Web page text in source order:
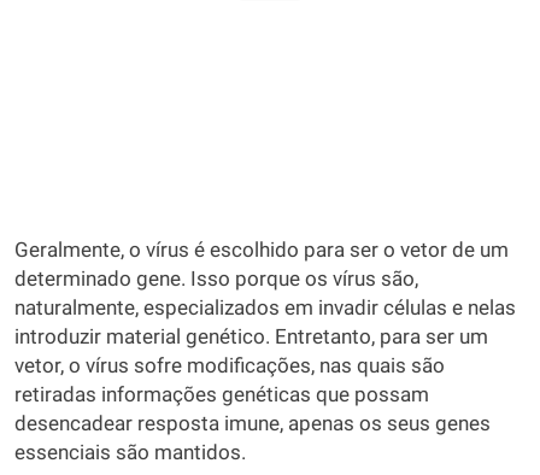
Geralmente, o vírus é escolhido para ser o vetor de um
determinado gene. Isso porque os vírus são,
naturalmente, especializados em invadir células e nelas
introduzir material genético. Entretanto, para ser um
vetor, o vírus sofre modificações, nas quais são
retiradas informações genéticas que possam
desencadear resposta imune, apenas os seus genes
essenciais são mantidos.